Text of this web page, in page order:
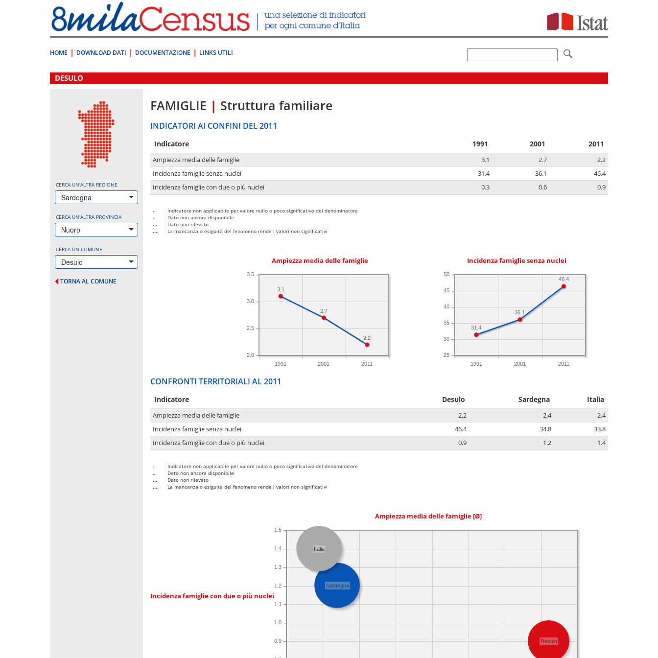
direttamente
a:
Contenuto
HOME DOWNLOAD DATI DOCUMENTAZIONE LINKS UTILI
.
DESULO
CERCA UN'ALTRA REGIONE
Sardegna
CERCA UN'ALTRA PROVINCIA
Nuoro
CERCA UN COMUNE
Desulo
TORNA AL COMUNE
FAMIGLIE | Struttura familiare
INDICATORI AI CONFINI DEL 2011
Indicatore 1991 2001 2011
Ampiezza media delle famiglie 3.1 2.7
2.2
Incidenza famiglie senza nuclei
31.4 36.1
46.4
Incidenza famiglie con due o più nuclei
0.3 0.6 0.9
-
Indicatore non applicabile per valore nullo o poco significativo del denominatore
..
Dato non ancora disponibile
...
Dato non rilevato
....
La mancanza o esiguità del fenomeno rende i valori non significativi
Ampiezza media delle famiglie
1991 2001 2011
2.0
2.5
3.0
3.5
2.2
2.7
3.1
Incidenza famiglie senza nuclei
1991 2001 2011
25
30
35
40
45
50
46.4
36.1
31.4
CONFRONTI TERRITORIALI AL 2011
Indicatore Desulo Sardegna Italia
Ampiezza media delle famiglie 2.2 2.4
2.4
Incidenza famiglie senza nuclei
46.4 34.8
33.8
Incidenza famiglie con due o più nuclei
0.9 1.2 1.4
-
Indicatore non applicabile per valore nullo o poco significativo del denominatore
..
Dato non ancora disponibile
...
Dato non rilevato
....
La mancanza o esiguità del fenomeno rende i valori non significativi
Ampiezza media delle famiglie [Ø]
Incidenza famiglie con due o più nuclei
0.9
1.0
1.1
1.2
1.3
1.4
1.5
Sardegna
Italia
Desulo